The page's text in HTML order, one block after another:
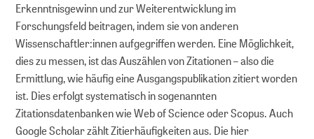
DOI-Service
Erkenntnisgewinn und zur Weiterentwicklung im
Forschungsfeld beitragen, indem sie von anderen
Wissenschaftler:innen aufgegriffen werden. Eine Möglichkeit,
dies zu messen, ist das Auszählen von Zitationen – also die
Ermittlung, wie häufig eine Ausgangspublikation zitiert worden
ist. Dies erfolgt systematisch in sogenannten
Zitationsdatenbanken wie Web of Science oder Scopus. Auch
Google Scholar zählt Zitierhäufigkeiten aus. Die hier